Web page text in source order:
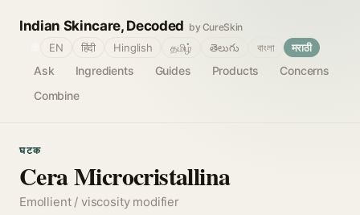
Indian Skincare, Decoded by CureSkin
Ask Ingredients Guides Products
Concerns
Combine
EN हिंदी Hinglish தமிழ் తెలుగు বাংলা मराठी
घटक
Cera Microcristallina
Emollient / viscosity modifier